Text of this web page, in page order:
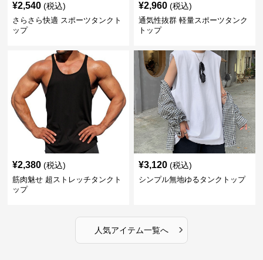
¥2,540 (税込)
さらさら快適 スポーツタンクト
ップ
¥2,960 (税込)
通気性抜群 軽量スポーツタンク
トップ
¥2,380 (税込)
筋肉魅せ 超ストレッチタンクト
ップ
¥3,120 (税込)
シンプル無地ゆるタンクトップ
人気アイテム一覧へ ›